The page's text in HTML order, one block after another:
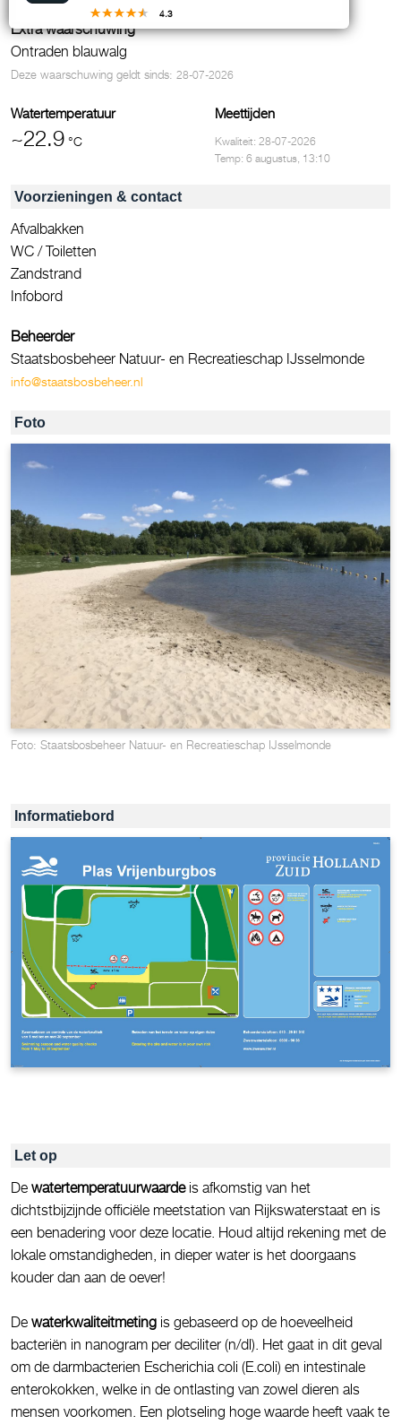
Extra waarschuwing
Ontraden blauwalg
Deze waarschuwing geldt sinds: 28-07-2026
Watertemperatuur
~22.9 °C
Meettijden
Kwaliteit: 28-07-2026
Temp: 6 augustus, 13:10
Voorzieningen & contact
Afvalbakken
WC / Toiletten
Zandstrand
Infobord
Beheerder
Staatsbosbeheer Natuur- en Recreatieschap IJsselmonde
info@staatsbosbeheer.nl
Foto
Foto: Staatsbosbeheer Natuur- en Recreatieschap IJsselmonde
Informatiebord
Let op
De watertemperatuurwaardeis afkomstig van het
dichtstbijzijnde officiële meetstation van Rijkswaterstaat en is
een benadering voor deze locatie. Houd altijd rekening met de
lokale omstandigheden, in dieper water is het doorgaans
kouder dan aan de oever!
De waterkwaliteitmeting is gebaseerd op de hoeveelheid
bacteriën in nanogram per deciliter (n/dl). Het gaat in dit geval
om de darmbacterien Escherichia coli (E.coli) en intestinale
enterokokken, welke in de ontlasting van zowel dieren als
mensen voorkomen. Een plotseling hoge waarde heeft vaak te
4.3